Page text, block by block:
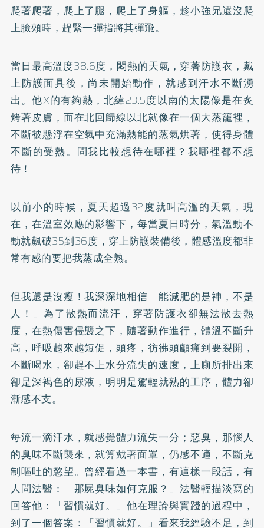
爬著爬著，爬上了腿，爬上了身軀，趁小強兄還沒爬
上臉頰時，趕緊一彈指將其彈飛。
當日最高溫度38.6度，悶熱的天氣，穿著防護衣，戴
上防護面具後，尚未開始動作，就感到汗水不斷湧
出。他X的有夠熱，北緯23.5度以南的太陽像是在炙
烤著皮膚，而在北回歸線以北就像在一個大蒸籠裡，
不斷被懸浮在空氣中充滿熱能的蒸氣烘著，使得身體
不斷的受熱。問我比較想待在哪裡？我哪裡都不想
待！
以前小的時候，夏天超過32度就叫高溫的天氣，現
在，在溫室效應的影響下，每當夏日時分，氣溫動不
動就飆破35到36度，穿上防護裝備後，體感溫度都非
常有感的要把我蒸成全熟。
但我還是沒瘦！我深深地相信「能減肥的是神，不是
人！」為了散熱而流汗，穿著防護衣卻無法散去熱
度，在熱傷害侵襲之下，隨著動作進行，體溫不斷升
高，呼吸越來越短促，頭疼，彷彿頭顱痛到要裂開，
不斷喝水，卻趕不上水分流失的速度，上廁所排出來
卻是深褐色的尿液，明明是駕輕就熟的工序，體力卻
漸感不支。
每流一滴汗水，就感覺體力流失一分；惡臭，那惱人
的臭味不斷襲來，就算戴著面罩，仍感不適，不斷克
制嘔吐的慾望。曾經看過一本書，有這樣一段話，有
人問法醫：「那屍臭味如何克服？」法醫輕描淡寫的
回答他：「習慣就好。」他在理論與實踐的過程中，
到了一個答案：「習慣就好。」看來我經驗不足，到